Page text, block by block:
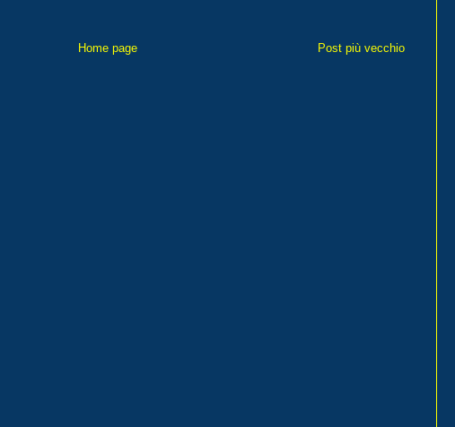
Post più vecchio
Home page